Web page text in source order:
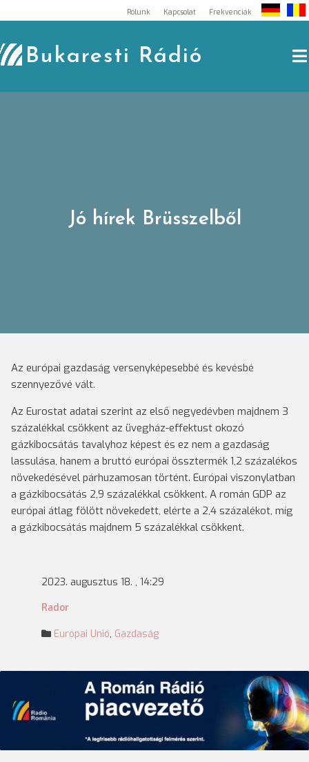
to
content
Rólunk Kapcsolat Frekvenciák
Bukaresti Rádió
Jó hírek Brüsszelből
Az európai gazdaság versenyképesebbé és kevésbé
szennyezővé vált.
Az Eurostat adatai szerint az első negyedévben majdnem 3
százalékkal csökkent az üvegház-effektust okozó
gázkibocsátás tavalyhoz képest és ez nem a gazdaság
lassulása, hanem a bruttó európai össztermék 1,2 százalékos
növekedésével párhuzamosan történt. Európai viszonylatban
a gázkibocsátás 2,9 százalékkal csökkent. A román GDP az
európai átlag fölött növekedett, elérte a 2,4 százalékot, míg
a gázkibocsátás majdnem 5 százalékkal csökkent.
2023. augusztus 18. , 14:29
Rador
Európai Unió, Gazdaság